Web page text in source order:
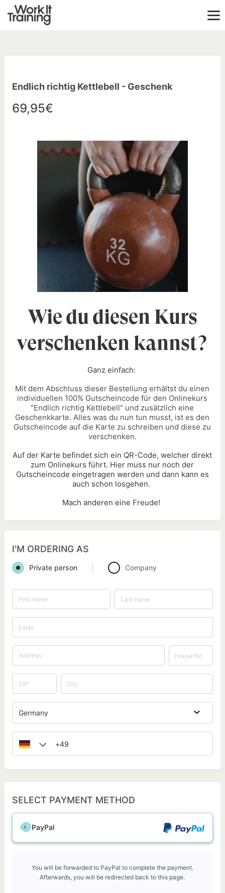
Endlich richtig Kettlebell - Geschenk
69,95€
Wie du diesen Kurs
verschenken kannst?
Ganz einfach:
Mit dem Abschluss dieser Bestellung erhältst du einen
individuellen 100% Gutscheincode für den Onlinekurs
"Endlich richtig Kettlebell" und zusätzlich eine
Geschenkkarte. Alles was du nun tun musst, ist es den
Gutscheincode auf die Karte zu schreiben und diese zu
verschenken.
Auf der Karte befindet sich ein QR-Code, welcher direkt
zum Onlinekurs führt. Hier muss nur noch der
Gutscheincode eingetragen werden und dann kann es
auch schon losgehen.
Mach anderen eine Freude!
I'M ORDERING AS
Private person Company
Germany
SELECT PAYMENT METHOD
PayPal
You will be forwarded to PayPal to complete the payment.
Afterwards, you will be redirected back to this page.